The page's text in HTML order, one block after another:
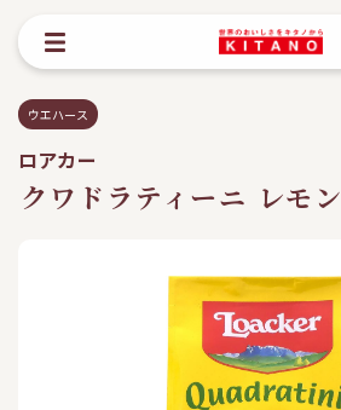
ウエハース
ロアカー
クワドラティーニ レモン